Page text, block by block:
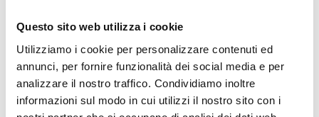
Questo sito web utilizza i cookie
Utilizziamo i cookie per personalizzare contenuti ed
annunci, per fornire funzionalità dei social media e per
analizzare il nostro traffico. Condividiamo inoltre
informazioni sul modo in cui utilizzi il nostro sito con i
Mappa e profilo di elevazione
Impressioni